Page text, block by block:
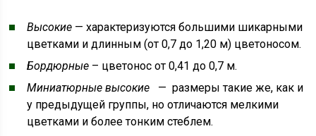
Высокие — характеризуются большими шикарными
цветками и длинным (от 0,7 до 1,20 м) цветоносом.
Бордюрные – цветонос от 0,41 до 0,7 м.
Миниатюрные высокие — размеры такие же, как и
у предыдущей группы, но отличаются мелкими
цветками и более тонким стеблем.